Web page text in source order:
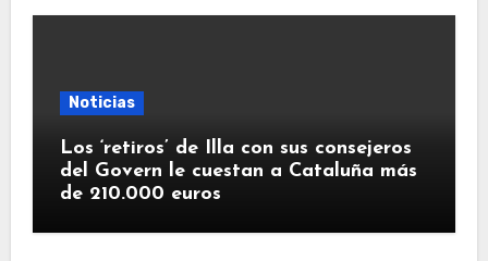
Noticias
Los ‘retiros’ de Illa con sus consejeros
del Govern le cuestan a Cataluña más
de 210.000 euros